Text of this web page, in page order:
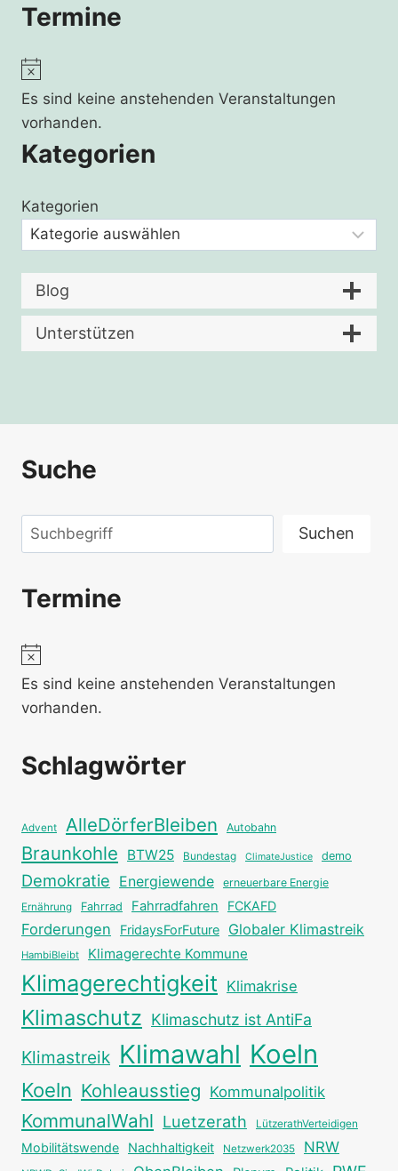
Termine
Es sind keine anstehenden Veranstaltungen
vorhanden.
Kategorien
Kategorien
Blog
Unterstützen
Suche
Suchen Suchen
Termine
Es sind keine anstehenden Veranstaltungen
vorhanden.
Schlagwörter
Advent AlleDörferBleiben Autobahn
Braunkohle BTW25 Bundestag ClimateJustice demo
Demokratie Energiewende erneuerbare Energie
Ernährung Fahrrad Fahrradfahren FCKAFD
Forderungen FridaysForFuture Globaler Klimastreik
HambiBleibt Klimagerechte Kommune
Klimagerechtigkeit Klimakrise
Klimaschutz Klimaschutz ist AntiFa
Klimastreik Klimawahl Koeln
Koeln Kohleausstieg Kommunalpolitik
KommunalWahl Luetzerath LützerathVerteidigen
Mobilitätswende Nachhaltigkeit Netzwerk2035 NRW